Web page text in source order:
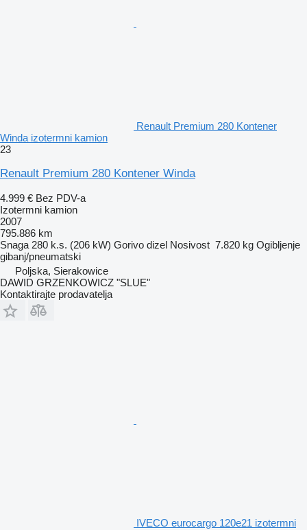
Renault Premium 280 Kontener
Winda izotermni kamion
23
Renault Premium 280 Kontener Winda
4.999 € Bez PDV-a
Izotermni kamion
2007
795.886 km
Snaga 280 k.s. (206 kW) Gorivo dizel Nosivost 7.820 kg Ogibljenje
gibanj/pneumatski
Poljska, Sierakowice
DAWID GRZENKOWICZ "SLUE"
Kontaktirajte prodavatelja
IVECO eurocargo 120e21 izotermni